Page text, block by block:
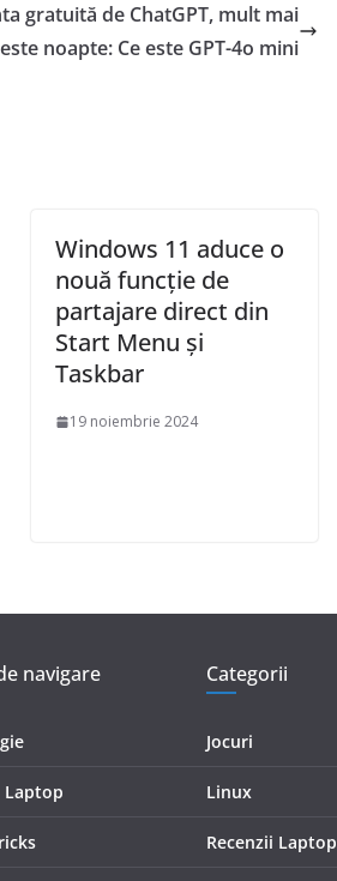
gratuită de ChatGPT, mult mai
noapte: Ce este GPT-4o mini
Windows 11 aduce o
nouă funcție de
partajare direct din
Start Menu și
Taskbar
19 noiembrie 2024
navigare
Laptop
Categorii
Jocuri
Linux
Recenzii Laptop